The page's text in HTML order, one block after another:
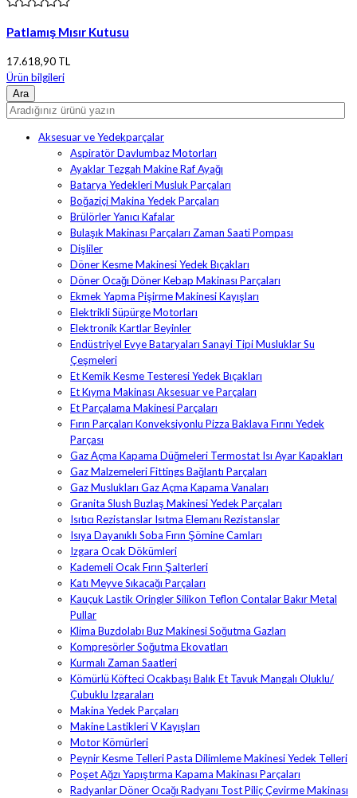
Patlamış Mısır Kutusu
17.618,90 TL
Ürün bilgileri
Aksesuar ve Yedekparçalar
Aspiratör Davlumbaz Motorları
Ayaklar Tezgah Makine Raf Ayağı
Batarya Yedekleri Musluk Parçaları
Boğaziçi Makina Yedek Parçaları
Brülörler Yanıcı Kafalar
Bulaşık Makinası Parçaları Zaman Saati Pompası
Dişliler
Döner Kesme Makinesi Yedek Bıçakları
Döner Ocağı Döner Kebap Makinası Parçaları
Ekmek Yapma Pişirme Makinesi Kayışları
Elektrikli Süpürge Motorları
Elektronik Kartlar Beyinler
Endüstriyel Evye Bataryaları Sanayi Tipi Musluklar Su
Çeşmeleri
Et Kemik Kesme Testeresi Yedek Bıçakları
Et Kıyma Makinası Aksesuar ve Parçaları
Et Parçalama Makinesi Parçaları
Fırın Parçaları Konveksiyonlu Pizza Baklava Fırını Yedek
Parçası
Gaz Açma Kapama Düğmeleri Termostat Isı Ayar Kapakları
Gaz Malzemeleri Fittings Bağlantı Parçaları
Gaz Muslukları Gaz Açma Kapama Vanaları
Granita Slush Buzlaş Makinesi Yedek Parçaları
Isıtıcı Rezistanslar Isıtma Elemanı Rezistanslar
Isıya Dayanıklı Soba Fırın Şömine Camları
Izgara Ocak Dökümleri
Kademeli Ocak Fırın Şalterleri
Katı Meyve Sıkacağı Parçaları
Kauçuk Lastik Oringler Silikon Teflon Contalar Bakır Metal
Pullar
Klima Buzdolabı Buz Makinesi Soğutma Gazları
Kompresörler Soğutma Ekovatları
Kurmalı Zaman Saatleri
Kömürlü Köfteci Ocakbaşı Balık Et Tavuk Mangalı Oluklu/
Çubuklu Izgaraları
Makina Yedek Parçaları
Makine Lastikleri V Kayışları
Motor Kömürleri
Peynir Kesme Telleri Pasta Dilimleme Makinesi Yedek Telleri
Poşet Ağzı Yapıştırma Kapama Makinası Parçaları
Radyanlar Döner Ocağı Radyanı Tost Piliç Çevirme Makinası